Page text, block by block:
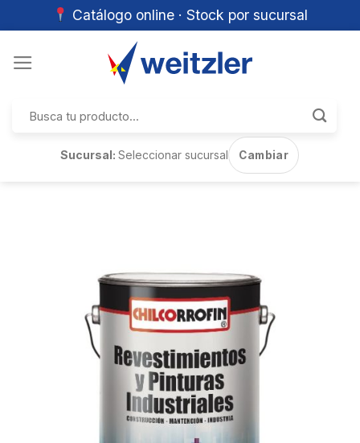
Catálogo online · Stock por sucursal
por:
Sucursal:Seleccionar sucursal Cambiar